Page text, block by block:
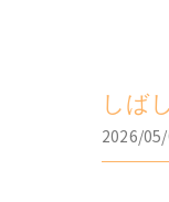
しば
2026/